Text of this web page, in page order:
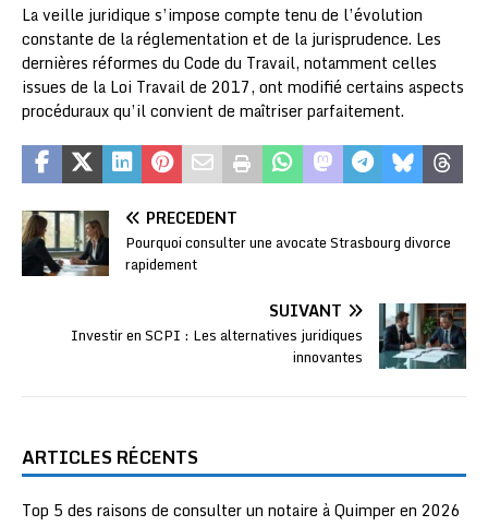
La veille juridique s’impose compte tenu de l’évolution
constante de la réglementation et de la jurisprudence. Les
dernières réformes du Code du Travail, notamment celles
issues de la Loi Travail de 2017, ont modifié certains aspects
procéduraux qu’il convient de maîtriser parfaitement.
PRÉCÉDENT
Pourquoi consulter une avocate Strasbourg divorce
rapidement
SUIVANT
Investir en SCPI : Les alternatives juridiques
innovantes
ARTICLES RÉCENTS
Top 5 des raisons de consulter un notaire à Quimper en 2026